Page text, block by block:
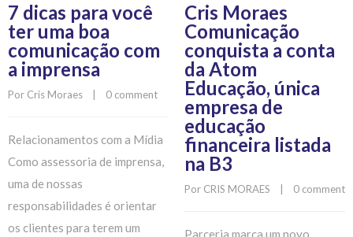
7 dicas para você
ter uma boa
comunicação com
a imprensa
Por Cris Moraes 0 comment
Relacionamentos com a Mídia
Como assessoria de imprensa,
uma de nossas
responsabilidades é orientar
os clientes para terem um
Cris Moraes
Comunicação
conquista a conta
da Atom
Educação, única
empresa de
educação
financeira listada
na B3
Por CRIS MORAES 0 comment
Parceria marca um novo